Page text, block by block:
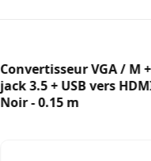
Convertisseur VGA / M
jack 3.5 + USB vers
Noir - 0.15 m